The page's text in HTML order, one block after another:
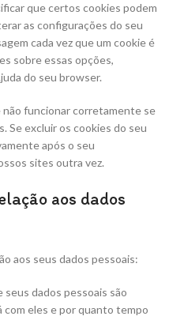
que certos cookies podem
as configurações do seu
cada vez que um cookie é
sobre essas opções,
do seu browser.
funcionar corretamente se
Se excluir os cookies do seu
após o seu
sites outra vez.
aos dados
aos seus dados pessoais:
dados pessoais são
eles e por quanto tempo